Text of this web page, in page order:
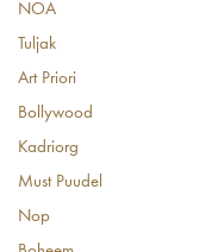
NOA
Tuljak
Art Priori
Bollywood
Kadriorg
Must Puudel
Nop